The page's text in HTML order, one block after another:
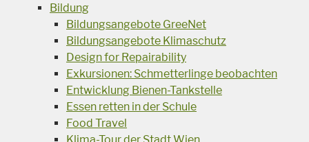
Bildung
Bildungsangebote GreeNet
Bildungsangebote Klimaschutz
Design for Repairability
Exkursionen: Schmetterlinge beobachten
Entwicklung Bienen-Tankstelle
Essen retten in der Schule
Food Travel